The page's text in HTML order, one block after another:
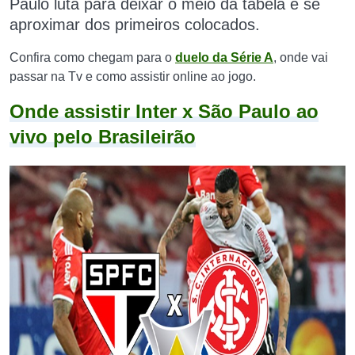
Paulo luta para deixar o meio da tabela e se
aproximar dos primeiros colocados.
Confira como chegam para o duelo da Série A, onde vai
passar na Tv e como assistir online ao jogo.
Onde assistir Inter x São Paulo ao
vivo pelo Brasileirão